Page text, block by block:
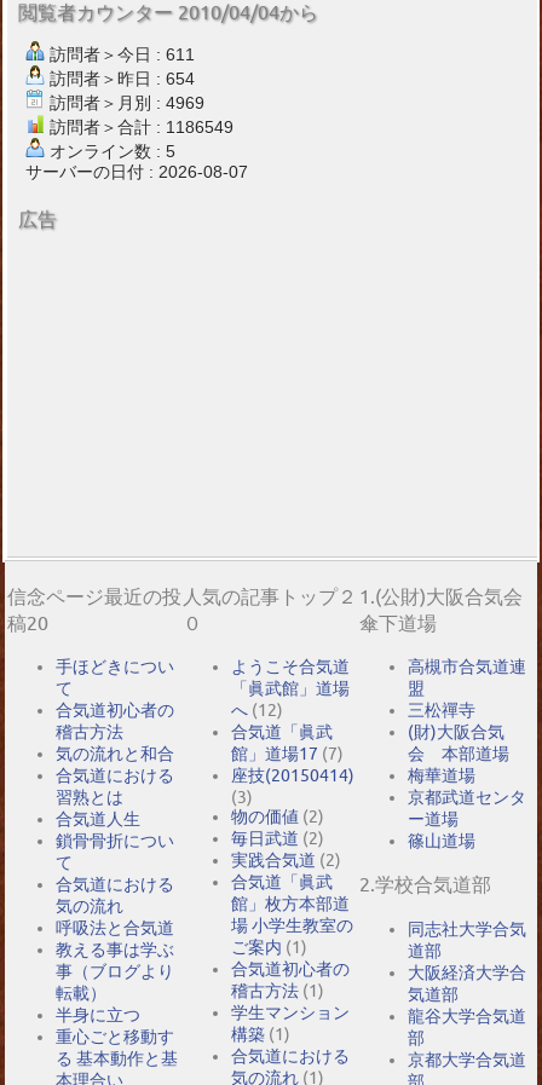
閲覧者カウンター 2010/04/04から
訪問者＞今日 : 611
訪問者＞昨日 : 654
訪問者＞月別 : 4969
訪問者＞合計 : 1186549
オンライン数 : 5
サーバーの日付 : 2026-08-07
広告
信念ページ最近の投
稿20
手ほどきについ
て
合気道初心者の
稽古方法
気の流れと和合
合気道における
習熟とは
合気道人生
鎖骨骨折につい
て
合気道における
気の流れ
呼吸法と合気道
教える事は学ぶ
事（ブログより
転載）
半身に立つ
重心ごと移動す
る 基本動作と基
本理合い
人気の記事トップ２
０
ようこそ合気道
「眞武館」道場
へ (12)
合気道「眞武
館」道場17 (7)
座技(20150414)
(3)
物の価値 (2)
毎日武道 (2)
実践合気道 (2)
合気道「眞武
館」枚方本部道
場 小学生教室の
ご案内 (1)
合気道初心者の
稽古方法 (1)
学生マンション
構築 (1)
合気道における
気の流れ (1)
1.(公財)大阪合気会
傘下道場
高槻市合気道連
盟
三松禪寺
(財)大阪合気
会 本部道場
梅華道場
京都武道センタ
ー道場
篠山道場
2.学校合気道部
同志社大学合気
道部
大阪経済大学合
気道部
龍谷大学合気道
部
京都大学合気道
部